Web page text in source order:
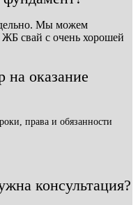
Мы можем
свай с очень хорошей
на оказание
права и обязанности
консультация?